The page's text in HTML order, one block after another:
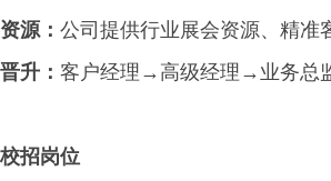
资源： 公司提供行业展会资源、精准
晋升： 客户经理→高级经理→业务总
校招岗位